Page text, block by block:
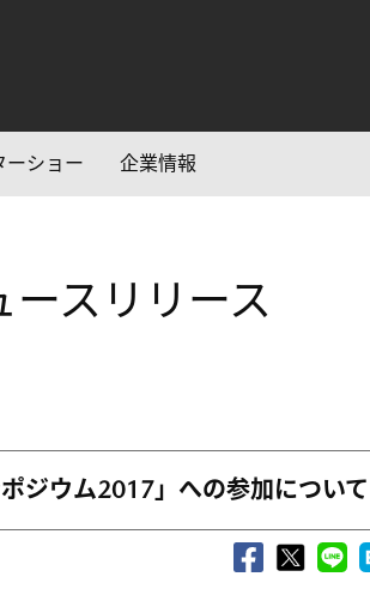
ーショー 企業情報
ースリリース
ジウム2017」への参加について